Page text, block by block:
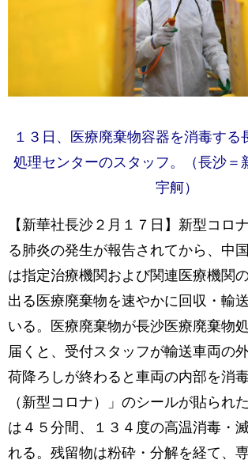
１３日、医療廃棄物容器を消毒する
処理センターのスタッフ。（長沙＝
宇舸）
【新華社長沙２月１７日】新型コロ
る肺炎の発生が報告されてから、中
は指定治療機関および関連医療機関
出る医療廃棄物を速やかに回収・輸
いる。医療廃棄物が長沙医療廃棄物
届くと、受付スタッフが輸送車両の
荷降ろしが終わると車両の内部を消
（新型コロナ）」のシールが貼られ
は４５分間、１３４度の高温消毒・
れる。残留物は粉砕・分解を経て、